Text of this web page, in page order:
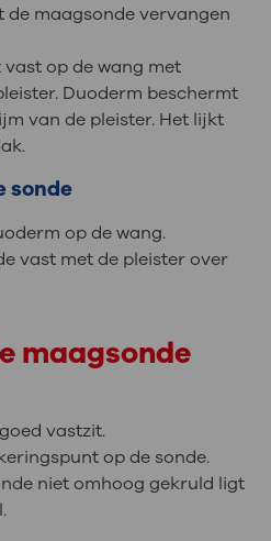
de maagsonde vervangen
op de wang met
Duoderm beschermt
van de pleister. Het lijkt
sonde
op de wang.
vast met de pleister over
maagsonde
vastzit.
op de sonde.
niet omhoog gekruld ligt